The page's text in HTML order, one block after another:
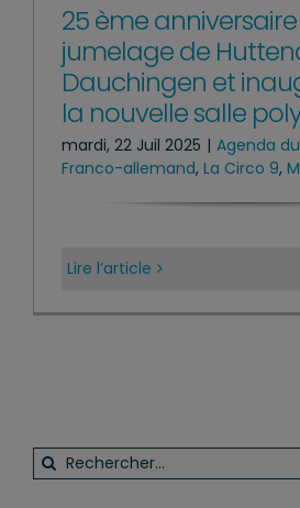
25 ème
jumelage de
Dauchingen et
la nouvelle salle
mardi, 22 Juil 2025 | Agenda
Franco-allemand, La Circo 9,
Lire l’article
Rechercher: